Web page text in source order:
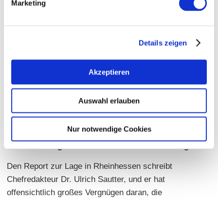
Marketing
Details zeigen
Akzeptieren
Auswahl erlauben
Nur notwendige Cookies
Kühling-Gillot (Bodenheim) ebenfalls in der Familie. Die
gereiften Riesling geht an den 2012 Morstein Riesling
Gebietspreisträger des Jahres sind das Weingut
Braunewell aus Essenheim (Winzer des Jahres), Moritz
Kissinger / Weingut Kissinger aus Uelversheim
(Aufsteiger des Jahres) und das Weingut Hungermüller
aus Dittelsheim-Heßloch (Entdeckung des Jahres).
Den Report zur Lage in Rheinhessen schreibt
Chefredakteur Dr. Ulrich Sautter, und er hat
offensichtlich großes Vergnügen daran, die